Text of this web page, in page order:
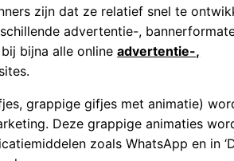
zijn dat ze relatief snel te
advertentie-,
bijna alle onlineadvertentie-,
grappige gifjes met animatie)
Deze grappige animaties
zoals WhatsApp en in